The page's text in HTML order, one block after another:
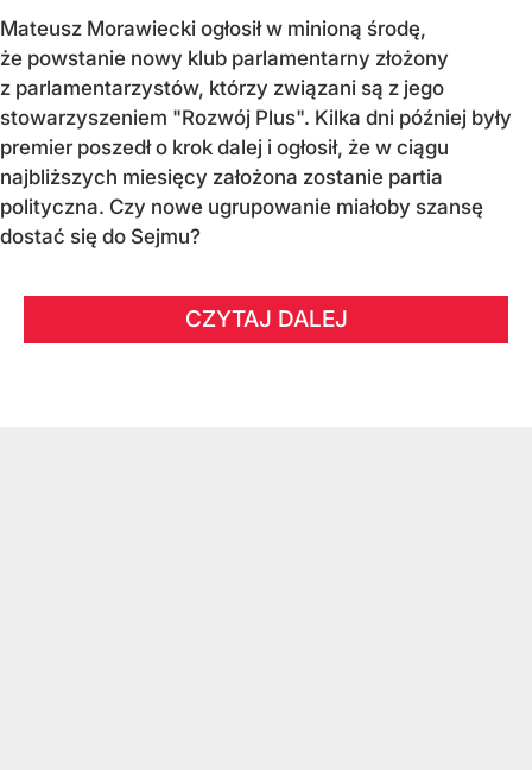
Mateusz Morawiecki ogłosił w minioną środę,
że powstanie nowy klub parlamentarny złożony
z parlamentarzystów, którzy związani są z jego
stowarzyszeniem "Rozwój Plus". Kilka dni później były
premier poszedł o krok dalej i ogłosił, że w ciągu
najbliższych miesięcy założona zostanie partia
polityczna. Czy nowe ugrupowanie miałoby szansę
dostać się do Sejmu?
CZYTAJ DALEJ